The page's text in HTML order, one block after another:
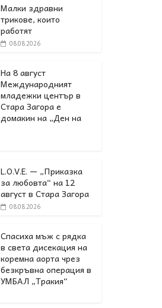
Малки здравни
трикове, които
работят
08.08.2026
На 8 август
Международният
младежки център в
Стара Загора е
домакин на „Ден на
L.O.V.E. — „Приказка
за любовта“ на 12
август в Стара Загора
08.08.2026
Спасиха мъж с рядка
в света дисекация на
коремна аорта чрез
безкръвна операция в
УМБАЛ „Тракия“